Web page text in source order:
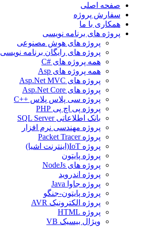
صفحه اصلی
سفارش پروژه
همکاری با ما
پروژه های برنامه نویسی
پروژه های هوش مصنوعی
پروژه های رایگان برنامه نویسی
همه پروژه های #C
همه پروژه های Asp
پروژه های Asp.Net MVC
پروژه های Asp.Net Core
پروژه سی پلاس پلاس ++C
پروژه پی اچ پی PHP
بانک اطلاعاتی SQL Server
پروژه مهندسی نرم افزار
پروژه Packet Tracer
پروژه IoT(اینترنت اشیا)
پروژه پایتون
پروژه های NodeJs
پروژه اندروید
پروژه جاوا Java
پروژه پایتون-جنگو
پروژه الکترونیک AVR
پروژه HTML
ویژال بیسیک VB